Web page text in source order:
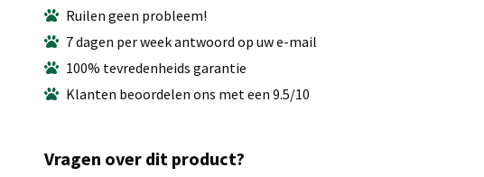
Ruilen geen probleem!
7 dagen per week antwoord op uw e-mail
100% tevredenheids garantie
Klanten beoordelen ons met een 9.5/10
Vragen over dit product?